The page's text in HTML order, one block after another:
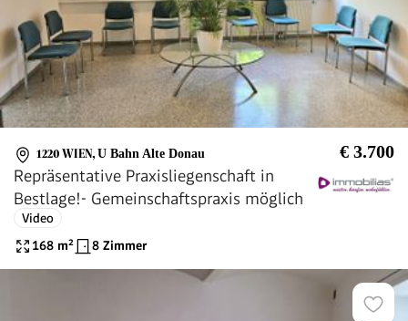
1220 WIEN, U Bahn Alte Donau € 3.700
Repräsentative Praxisliegenschaft in
Bestlage!- Gemeinschaftspraxis möglich
Video
168 m² 8 Zimmer